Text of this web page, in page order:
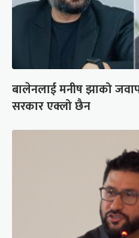
बालेनलाई मनीष झाको
सरकार एक्लो छैन